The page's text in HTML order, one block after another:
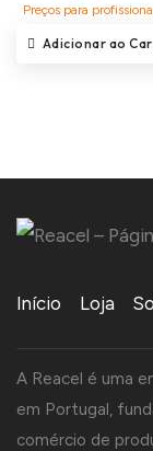
Preços para
Adicionar ao
Início Loja
A Reacel é uma
em Portugal,
comércio de